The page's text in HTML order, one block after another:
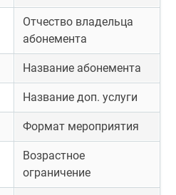
Отчество владельца
абонемента
Название абонемента
Название доп. услуги
Формат мероприятия
Возрастное
ограничение